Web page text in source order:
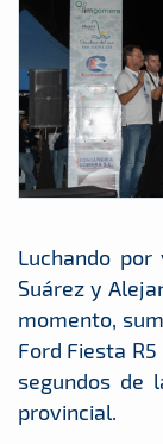
Luchando
Suárez y
momento,
Ford Fiesta
segundos de
provincial.